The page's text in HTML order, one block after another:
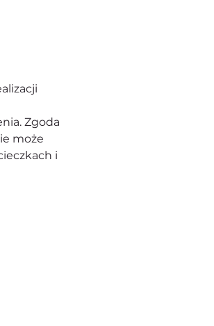
Zgoda
może
i